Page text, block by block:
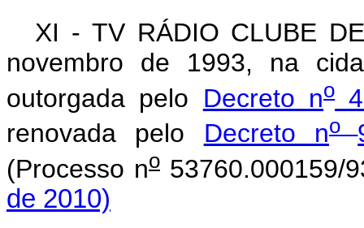
XI - TV RÁDIO CLUBE
novembro de 1993, na
outorgada pelo Decreto no
renovada pelo Decreto no
(Processo no
de 2010)